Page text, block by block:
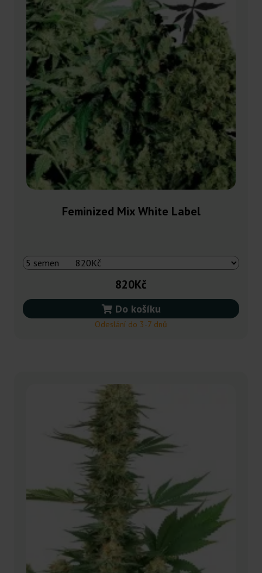
Feminized Mix White Label
820Kč
Do košíku
Odeslání do 3-7 dnů